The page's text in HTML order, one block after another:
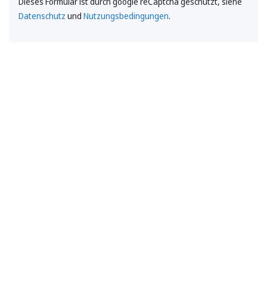
Datenschutz und Nutzungsbedingungen.